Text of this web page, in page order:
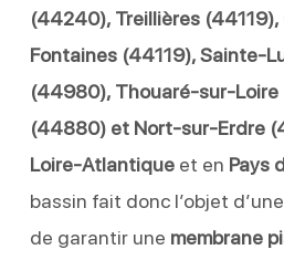
(44240), Treillières
Fontaines (44119), Sainte-
(44980), Thouaré-sur-
(44880) et Nort-sur-Erdre
Loire-Atlantiqueet en Pays
bassin fait donc l’objet
de garantir une membrane